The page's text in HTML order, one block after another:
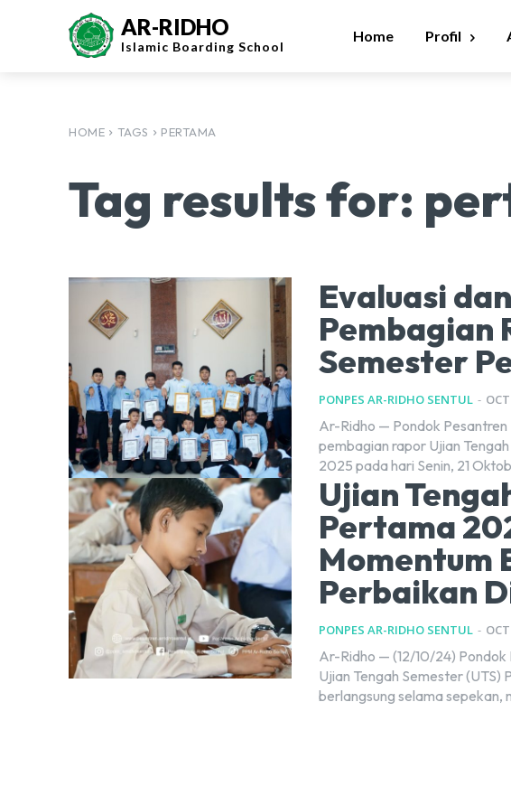
AR-RIDHO
Islamic Boarding School
Home Profil
HOME TAGS PERTAMA
Tag results for:
Evaluasi
Pembagian
Semester
PONPES AR-RIDHO SENTUL -
Ar-Ridho — Pondok
pembagian rapor Ujian
2025 pada hari Senin, 21
Ujian
Pertama
Momentum
Perbaikan
PONPES AR-RIDHO SENTUL -
Ar-Ridho — (12/10/24)
Ujian Tengah Semester
berlangsung selama sepekan,